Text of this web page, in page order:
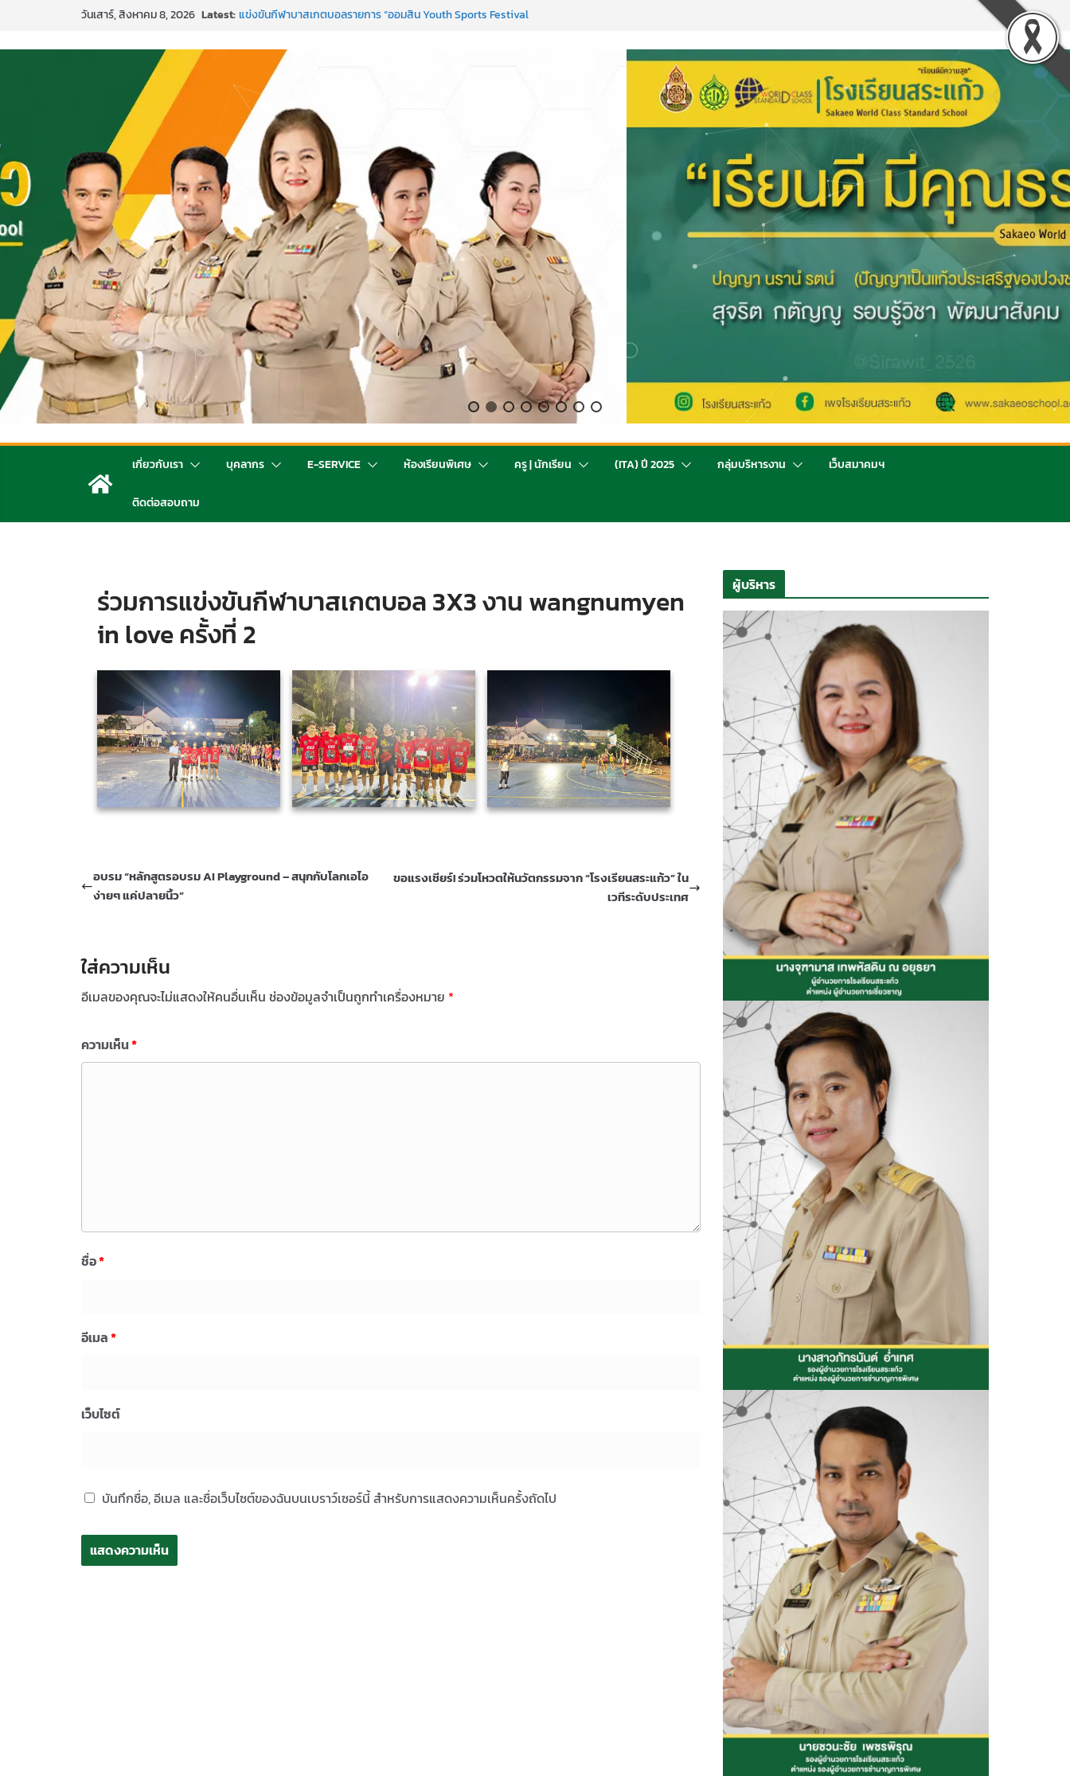
content
วันเสาร์, สิงหาคม 8, 2026 Latest:แข่งขันกีฬาบาสเกตบอลรายการ “ออมสิน Youth Sports Festival
ค่ายภาษาและวัฒนธรรม Languages & Cultural.Camp )
กิจกรรมบริจาคโลหิต ยิ่งให้ยิ่งได้ ครั้งที่ 51
กีฬาอีสปอร์ต (FC Online PC)
การพัฒนานวัตกรรมบอร์ดเกม เพื่อการเรียนรู้เชิงรุก ประจำปี 2569
เกี่ยวกับเรา บุคลากร E-SERVICE ห้องเรียนพิเศษ ครู | นักเรียน (ITA) ปี 2025 กลุ่มบริหารงาน เว็บสมาคมฯ
ติดต่อสอบถาม
ร่วมการแข่งขันกีฬาบาสเกตบอล 3X3 งาน wangnumyen
in love ครั้งที่ 2
อบรม “หลักสูตรอบรม AI Playground – สนุกกับโลกเอไอ
ง่ายๆ แค่ปลายนิ้ว”
ขอแรงเชียร์! ร่วมโหวตให้นวัตกรรมจาก “โรงเรียนสระแก้ว” ใน
เวทีระดับประเทศ
ใส่ความเห็น
อีเมลของคุณจะไม่แสดงให้คนอื่นเห็น ช่องข้อมูลจำเป็นถูกทำเครื่องหมาย *
ความเห็น*
ชื่อ*
อีเมล*
เว็บไซต์
บันทึกชื่อ, อีเมล และชื่อเว็บไซต์ของฉันบนเบราว์เซอร์นี้ สำหรับการแสดงความเห็นครั้งถัดไป
ผู้บริหาร